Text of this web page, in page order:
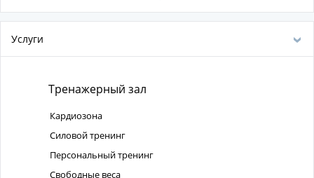
Услуги
Тренажерный зал
Кардиозона
Силовой тренинг
Персональный тренинг
Свободные веса